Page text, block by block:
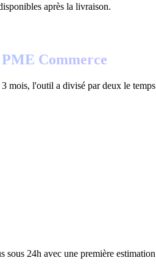
après la livraison.
PME Commerce
l'outil a divisé par deux le temps
sous 24h avec une première